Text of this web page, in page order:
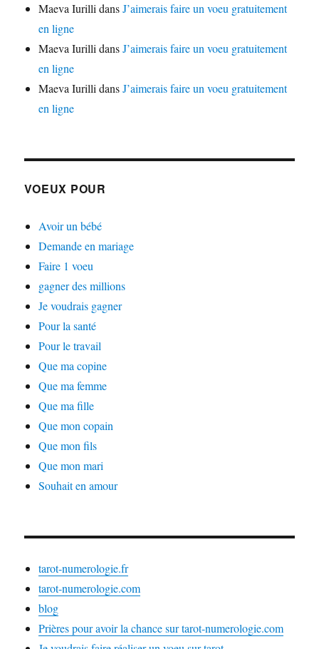
Maeva Iurilli dansJ’aimerais faire un voeu gratuitement
en ligne
Maeva Iurilli dansJ’aimerais faire un voeu gratuitement
en ligne
Maeva Iurilli dansJ’aimerais faire un voeu gratuitement
en ligne
VOEUX POUR
Avoir un bébé
Demande en mariage
Faire 1 voeu
gagner des millions
Je voudrais gagner
Pour la santé
Pour le travail
Que ma copine
Que ma femme
Que ma fille
Que mon copain
Que mon fils
Que mon mari
Souhait en amour
tarot-numerologie.fr
tarot-numerologie.com
blog
Prières pour avoir la chance sur tarot-numerologie.com